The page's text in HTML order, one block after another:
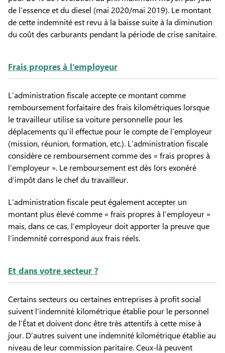
de l’essence et du diesel (mai 2020/mai 2019). Le montant
de cette indemnité est revu à la baisse suite à la diminution
du coût des carburants pendant la période de crise sanitaire.
Frais propres à l’employeur
L’administration fiscale accepte ce montant comme
remboursement forfaitaire des frais kilométriques lorsque
le travailleur utilise sa voiture personnelle pour les
déplacements qu’il effectue pour le compte de l’employeur
(mission, réunion, formation, etc.). L’administration fiscale
considère ce remboursement comme des « frais propres à
l’employeur ». Le remboursement est dès lors exonéré
d’impôt dans le chef du travailleur.
L’administration fiscale peut également accepter un
montant plus élevé comme « frais propres à l’employeur »
mais, dans ce cas, l’employeur doit apporter la preuve que
l’indemnité correspond aux frais réels.
Et dans votre secteur ?
Certains secteurs ou certaines entreprises à profit social
suivent l’indemnité kilométrique établie pour le personnel
de l’État et doivent donc être très attentifs à cette mise à
jour. D’autres suivent une indemnité kilométrique établie au
niveau de leur commission paritaire. Ceux-là peuvent